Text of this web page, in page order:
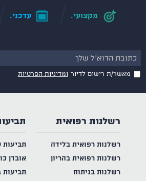
מקצועי. עדכני.
מאשר/ת רישום לדיור ומדיניות הפרטיות
רשלנות רפואית
רשלנות רפואית בלידה
רשלנות רפואית בהריון
רשלנות בניתוח
תביעות
אובדן
תביעות